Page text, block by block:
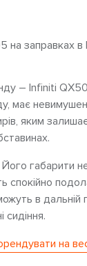
на заправках
– Infiniti QX50
має
яким
габарити
спокійно
в
сидіння.
на